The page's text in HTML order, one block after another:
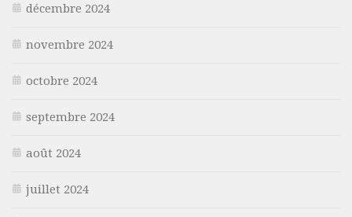
décembre 2024
novembre 2024
octobre 2024
septembre 2024
août 2024
juillet 2024